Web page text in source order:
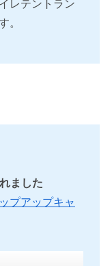
レテントラン
。
ました
プアップキャ